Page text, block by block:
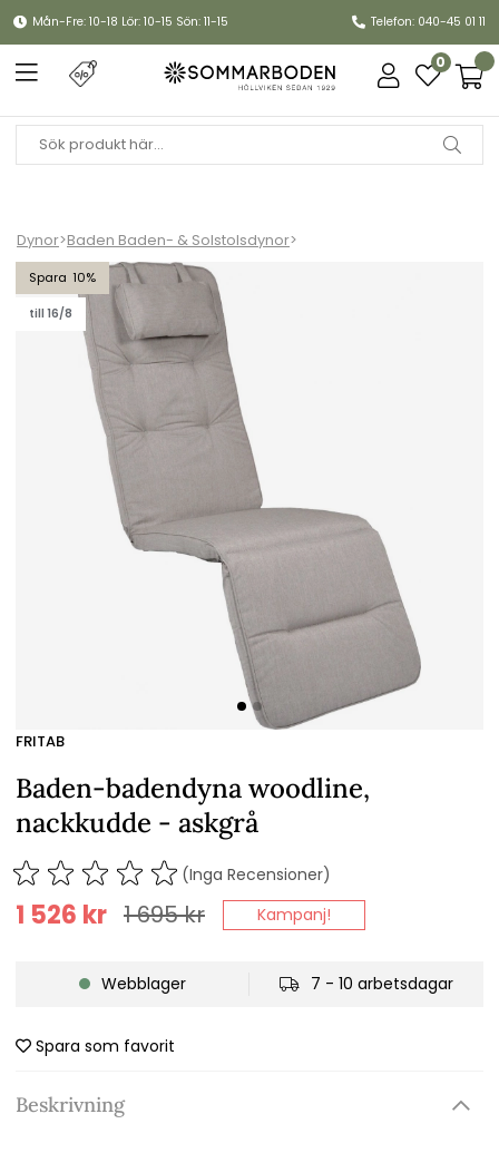
Mån-Fre: 10-18 Lör: 10-15 Sön: 11-15 Telefon: 040-45 01 11
0
Dynor>Baden Baden- & Solstolsdynor>
10
till 16/8
Baden-badendyna woodline, nackkudde - askgrå
FRITAB
Baden-badendyna woodline,
nackkudde - askgrå
(Inga Recensioner)
1 695kr
1 526 kr Kampanj!
Webblager 7 - 10 arbetsdagar
Spara som favorit
Beskrivning